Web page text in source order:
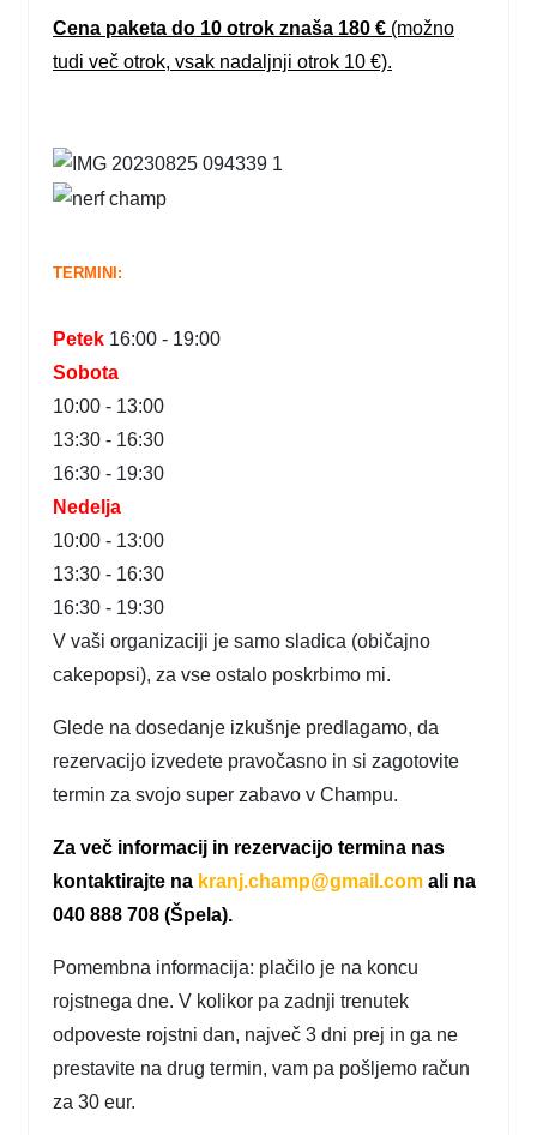
Cena paketa do 10 otrok znaša 180 € (možno
tudi več otrok, vsak nadaljnji otrok 10 €).
TERMINI:
Petek 16:00 - 19:00
Sobota
10:00 - 13:00
13:30 - 16:30
16:30 - 19:30
Nedelja
10:00 - 13:00
13:30 - 16:30
16:30 - 19:30
V vaši organizaciji je samo sladica (običajno
cakepopsi), za vse ostalo poskrbimo mi.
Glede na dosedanje izkušnje predlagamo, da
rezervacijo izvedete pravočasno in si zagotovite
termin za svojo super zabavo v Champu.
Za več informacij in rezervacijo termina nas
kontaktirajte na kranj.champ@gmail.com ali na
040 888 708 (Špela).
Pomembna informacija: plačilo je na koncu
rojstnega dne. V kolikor pa zadnji trenutek
odpoveste rojstni dan, največ 3 dni prej in ga ne
prestavite na drug termin, vam pa pošljemo račun
za 30 eur.